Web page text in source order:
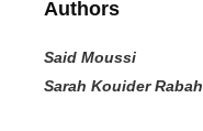
Authors
Said Moussi
Sarah Kouider Rabah